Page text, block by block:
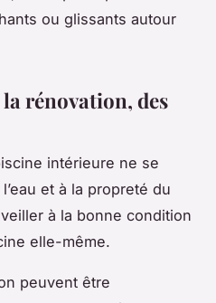
ou glissants autour
rénovation, des
intérieure ne se
et à la propreté du
à la bonne condition
elle-même.
peuvent être